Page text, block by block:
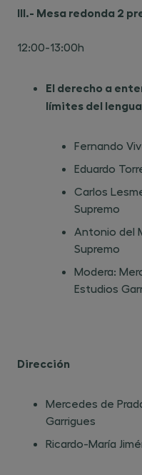
III.- Mesa redonda 2
12:00-13:00h
El derecho a
límites del
Fernando
Eduardo
Carlos
Supremo
Antonio del
Supremo
Modera:
Estudios
Dirección
Mercedes de
Garrigues
Ricardo-María